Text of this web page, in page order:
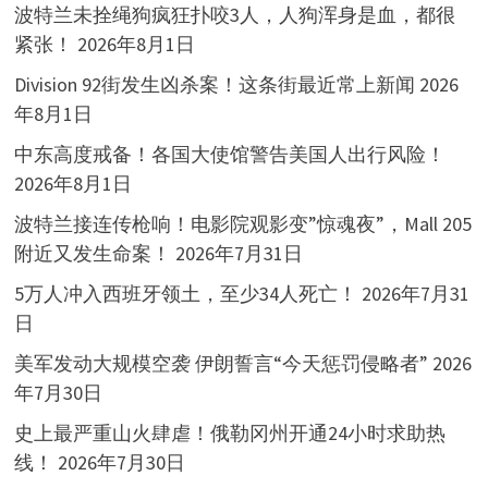
波特兰未拴绳狗疯狂扑咬3人，人狗浑身是血，都很
紧张！ 2026年8月1日
Division 92街发生凶杀案！这条街最近常上新闻 2026
年8月1日
中东高度戒备！各国大使馆警告美国人出行风险！
2026年8月1日
波特兰接连传枪响！电影院观影变”惊魂夜”，Mall 205
附近又发生命案！ 2026年7月31日
5万人冲入西班牙领土，至少34人死亡！ 2026年7月31
日
美军发动大规模空袭 伊朗誓言“今天惩罚侵略者” 2026
年7月30日
史上最严重山火肆虐！俄勒冈州开通24小时求助热
线！ 2026年7月30日